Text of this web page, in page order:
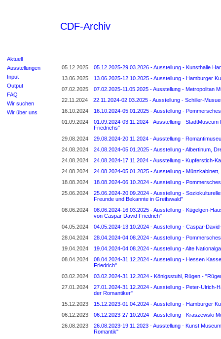
CDF-Archiv
Aktuell
Ausstellungen
Input
Output
FAQ
Wir suchen
Wir über uns
05.12.2025
05.12.2025-29.03.2026 - Ausstellung - Kunsthalle
13.06.2025
13.06.2025-12.10.2025 - Ausstellung - Hamburger
07.02.2025
07.02.2025-11.05.2025 - Ausstellung - Metropolitan
22.11.2024
22.11.2024-02.03.2025 - Ausstellung - Schiller-
16.10.2024
16.10.2024-05.01.2025 - Ausstellung -
01.09.2024
01.09.2024-03.11.2024 - Ausstellung -
Friedrichs"
29.08.2024
29.08.2024-20.11.2024 - Ausstellung -
24.08.2024
24.08.2024-05.01.2025 - Ausstellung - Albertinum,
24.08.2024
24.08.2024-17.11.2024 - Ausstellung - Kupferstich-
24.08.2024
24.08.2024-05.01.2025 - Ausstellung -
18.08.2024
18.08.2024-06.10.2024 - Ausstellung -
25.06.2024
25.06.2024-20.09.2024 - Ausstellung -
Freunde und Bekannte in Greifswald"
08.06.2024
08.06.2024-16.03.2025 - Ausstellung - Kügelgen-
von Caspar David Friedrich"
04.05.2024
04.05.2024-13.10.2024 - Ausstellung - Caspar-
28.04.2024
28.04.2024-04.08.2024 - Ausstellung -
19.04.2024
19.04.2024-04.08.2024 - Ausstellung - Alte
08.04.2024
08.04.2024-31.12.2024 - Ausstellung - Hessen
Friedrich"
03.02.2024
03.02.2024-31.12.2024 - Königsstuhl, Rügen -
27.01.2024
27.01.2024-31.12.2024 - Ausstellung - Peter-Ulrich-
der Romantiker"
15.12.2023
15.12.2023-01.04.2024 - Ausstellung - Hamburger
06.12.2023
06.12.2023-27.10.2024 - Ausstellung - Kraszewski
26.08.2023
26.08.2023-19.11.2023 - Ausstellung - Kunst
Romantik"